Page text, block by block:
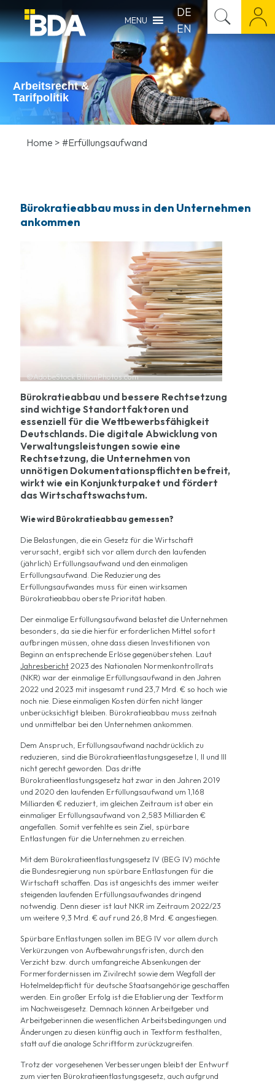
MENU
DE
EN
Arbeitsrecht &
Tarifpolitik
Home > #Erfüllungsaufwand
Bürokratieabbau muss in den Unternehmen
ankommen
©AdobeStock BillionPhotos.com
Bürokratieabbau und bessere Rechtsetzung
sind wichtige Standortfaktoren und
essenziell für die Wettbewerbsfähigkeit
Deutschlands. Die digitale Abwicklung von
Verwaltungsleistungen sowie eine
Rechtsetzung, die Unternehmen von
unnötigen Dokumentationspflichten befreit,
wirkt wie ein Konjunkturpaket und fördert
das Wirtschaftswachstum.
Wie wird Bürokratieabbau gemessen?
Die Belastungen, die ein Gesetz für die Wirtschaft
verursacht, ergibt sich vor allem durch den laufenden
(jährlich) Erfüllungsaufwand und den einmaligen
Erfüllungsaufwand. Die Reduzierung des
Erfüllungsaufwandes muss für einen wirksamen
Bürokratieabbau oberste Priorität haben.
Der einmalige Erfüllungsaufwand belastet die Unternehmen
besonders, da sie die hierfür erforderlichen Mittel sofort
aufbringen müssen, ohne dass diesen Investitionen von
Beginn an entsprechende Erlöse gegenüberstehen. Laut
Jahresbericht2023 des Nationalen Normenkontrollrats
(NKR) war der einmalige Erfüllungsaufwand in den Jahren
2022 und 2023 mit insgesamt rund 23,7 Mrd. € so hoch wie
noch nie. Diese einmaligen Kosten dürfen nicht länger
unberücksichtigt bleiben. Bürokratieabbau muss zeitnah
und unmittelbar bei den Unternehmen ankommen.
Dem Anspruch, Erfüllungsaufwand nachdrücklich zu
reduzieren, sind die Bürokratieentlastungsgesetze I, II und III
nicht gerecht geworden. Das dritte
Bürokratieentlastungsgesetz hat zwar in den Jahren 2019
und 2020 den laufenden Erfüllungsaufwand um 1,168
Milliarden € reduziert, im gleichen Zeitraum ist aber ein
einmaliger Erfüllungsaufwand von 2,583 Milliarden €
angefallen. Somit verfehlte es sein Ziel, spürbare
Entlastungen für die Unternehmen zu erreichen.
Mit dem Bürokratieentlastungsgesetz IV (BEG IV) möchte
die Bundesregierung nun spürbare Entlastungen für die
Wirtschaft schaffen. Das ist angesichts des immer weiter
steigenden laufenden Erfüllungsaufwandes dringend
notwendig. Denn dieser ist laut NKR im Zeitraum 2022/23
um weitere 9,3 Mrd. € auf rund 26,8 Mrd. € angestiegen.
Spürbare Entlastungen sollen im BEG IV vor allem durch
Verkürzungen von Aufbewahrungsfristen, durch den
Verzicht bzw. durch umfangreiche Absenkungen der
Formerfordernissen im Zivilrecht sowie dem Wegfall der
Hotelmeldepflicht für deutsche Staatsangehörige geschaffen
werden. Ein großer Erfolg ist die Etablierung der Textform
im Nachweisgesetz. Demnach können Arbeitgeber und
Arbeitgeberinnen die wesentlichen Arbeitsbedingungen und
Änderungen zu diesen künftig auch in Textform festhalten,
statt auf die analoge Schriftform zurückzugreifen.
Trotz der vorgesehenen Verbesserungen bleibt der Entwurf
zum vierten Bürokratieentlastungsgesetz, auch aufgrund